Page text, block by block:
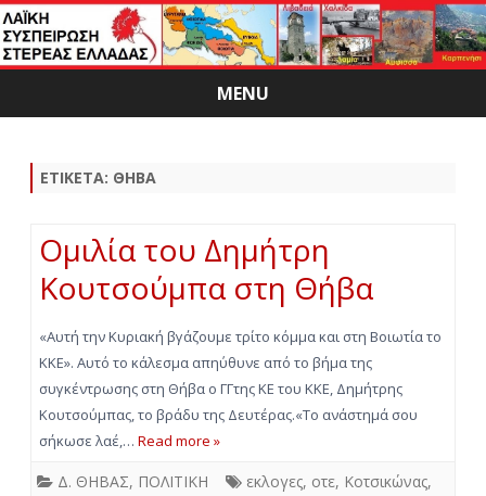
MENU
Skip
ΕΤΙΚΈΤΑ: ΘΗΒΑ
Ομιλία του Δημήτρη
Κουτσούμπα στη Θήβα
«Αυτή την Κυριακή βγάζουμε τρίτο κόμμα και στη Βοιωτία το
ΚΚΕ». Αυτό το κάλεσμα απηύθυνε από το βήμα της
συγκέντρωσης στη Θήβα ο ΓΓτης ΚΕ του ΚΚΕ, Δημήτρης
Κουτσούμπας, το βράδυ της Δευτέρας.«Το ανάστημά σου
σήκωσε λαέ,… Read more »
Δ. ΘΗΒΑΣ, ΠΟΛΙΤΙΚΗ εκλογες, οτε, Κοτσικώνας,